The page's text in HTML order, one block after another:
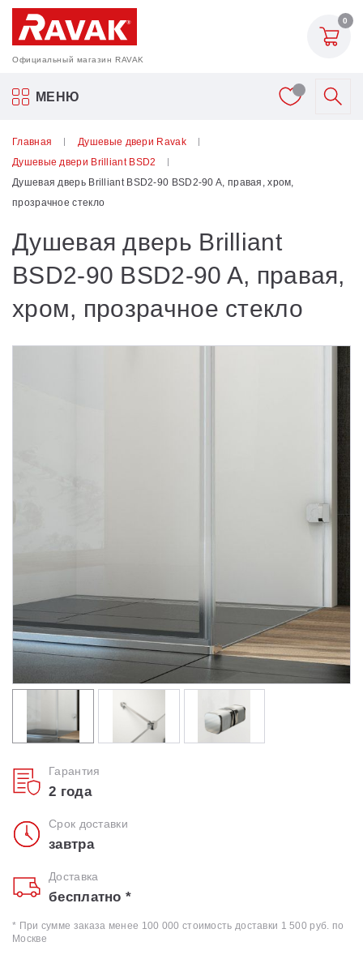
Официальный магазин RAVAK
0
МЕНЮ
Акриловые ванны Ravak
Шторки для ванн
Унитазы и биде
Душевые двери
Душевые каналы
Умывальники
Средства ухода
Главная
Душевые двери Ravak
Душевые двери Brilliant BSD2
Душевая дверь Brilliant BSD2-90 BSD2-90 A, правая, хром,
прозрачное стекло
Душевая дверь Brilliant
BSD2-90 BSD2-90 A, правая,
хром, прозрачное стекло
Гарантия
2 года
Срок доставки
завтра
Доставка
бесплатно *
* При сумме заказа менее 100 000 стоимость доставки 1 500 руб. по
Москве